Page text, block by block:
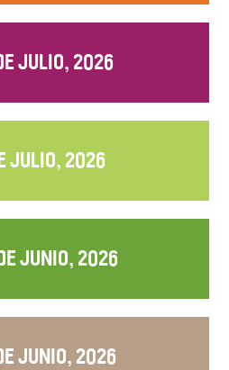
JULIO, 2026
JULIO, 2026
JUNIO, 2026
JUNIO, 2026